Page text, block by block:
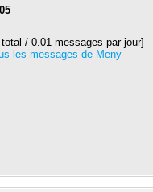
/ 0.01 messages par jour]
les messages de Meny